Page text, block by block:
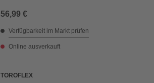
56,99 €
Verfügbarkeit im Markt prüfen
Online ausverkauft
TOROFLEX